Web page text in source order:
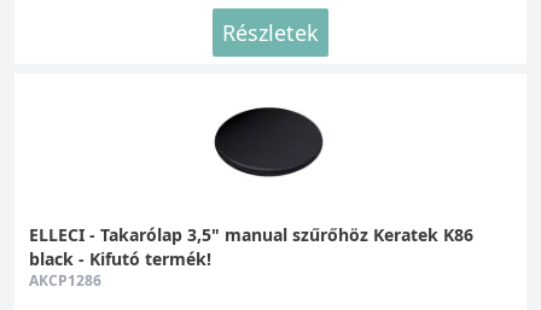
Részletek
ELLECI - Takarólap 3,5" manual szűrőhöz Keratek K86
black - Kifutó termék!
AKCP1286